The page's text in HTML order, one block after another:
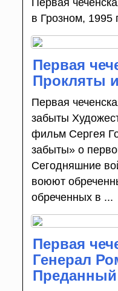
в Грозном, 1995
Первая
Прокляты
Первая
забыты
фильм Сергея
забыты» о
Сегодняшние
воюют
обреченных в ...
Первая
Генерал